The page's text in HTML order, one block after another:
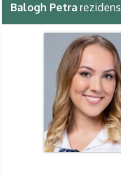
Balogh Petra rezidens